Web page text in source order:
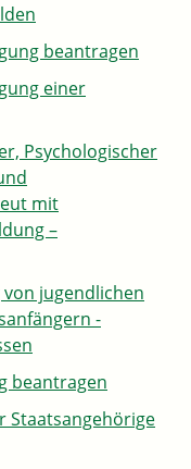
beantragen
einer
Psychologischer
mit
–
jugendlichen
-
beantragen
Staatsangehörige